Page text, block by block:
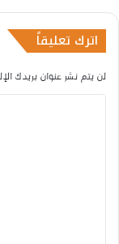
اترك تعليقاً
لن يتم نشر عنوان بريدك